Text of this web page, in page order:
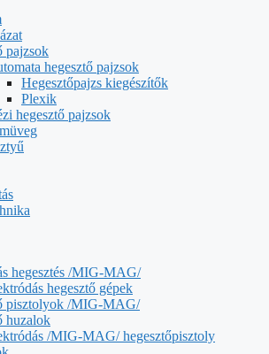
pajzsok
hegesztő pajzsok
Hegesztőpajzs kiegészítők
Plexik
hegesztő pajzsok
hegesztés /MIG-MAG/
hegesztő gépek
pisztolyok /MIG-MAG/
huzalok
/MIG-MAG/ hegesztőpisztoly